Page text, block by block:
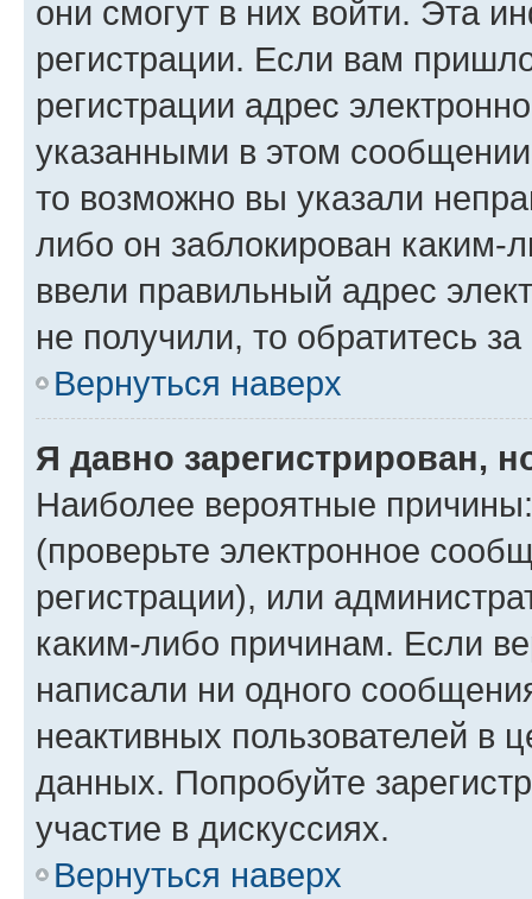
они смогут в них войти. Эта
регистрации. Если вам
регистрации адрес
указанными в этом
то возможно вы указали
либо он заблокирован
ввели правильный адрес
не получили, то обратитесь
Вернуться наверх
Я давно зарегистрирован,
Наиболее вероятные
(проверьте электронное
регистрации), или
каким-либо причинам. Если
написали ни одного
неактивных пользователей в
данных. Попробуйте
участие в дискуссиях.
Вернуться наверх